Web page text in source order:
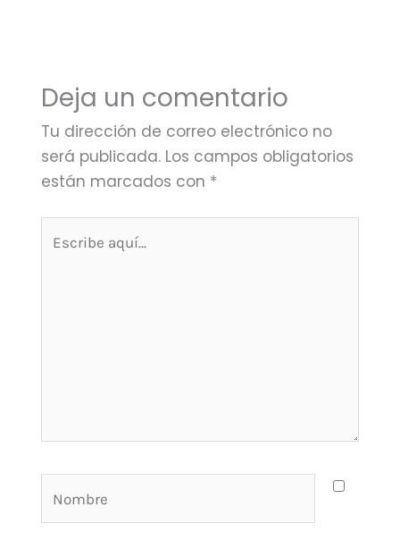
Deja un comentario
Tu dirección de correo electrónico no
será publicada. Los campos obligatorios
están marcados con *
aquí...